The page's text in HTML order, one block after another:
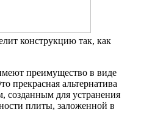
конструкцию так, как
преимущество в виде
прекрасная альтернатива
созданным для устранения
плиты, заложенной в